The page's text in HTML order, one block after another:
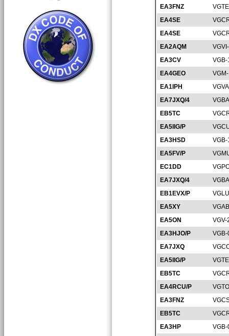
EA3FNZ
EA4SE
EA4SE
EA2AQM
EA3CV
EA4GEO
EA1IPH
EA7JXQ/4
EB5TC
EA5IIG/P
EA3HSD
EA5FV/P
EC1DD
EA7JXQ/4
EB1EVX/P
EA5XY
EA5ON
VGV-
EA3HJO/P
VGB-
EA7JXQ
EA5IIG/P
EB5TC
EA4RCU/P
EA3FNZ
EB5TC
EA3HP